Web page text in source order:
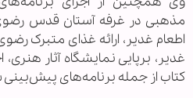
مذهبی در غرفه آستان قدس رضوی
اطعام غدیر، ارائه غذای متبرک
غدیر، برپایی نمایشگاه آثار
کتاب از جمله برنامه‌های پیش‌بینی